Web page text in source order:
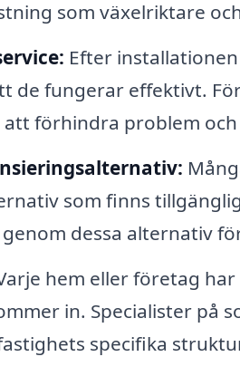
som växelriktare
Efter
de fungerar effektivt.
förhindra problem
som finns
dessa alternativ
hem eller företag
in. Specialister på
specifika